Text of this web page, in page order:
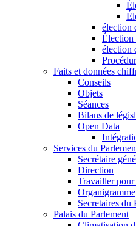
élection
Élection
élection
Faits et données
Conseils
Objets
Séances
Bilans de
Open Data
Services du
Secrétaire
Direction
Travailler pour
Organigramme
Secretaires du
Palais du Parlement